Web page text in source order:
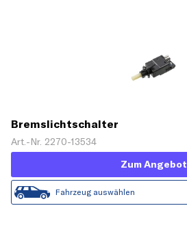
Bremslichtschalter
Art.-Nr. 2270-13534
Zum Angebot
Fahrzeug auswählen